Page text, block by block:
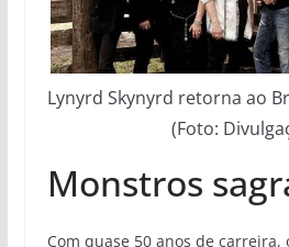
Lynyrd Skynyrd retorna ao
(Foto:
Monstros
Com quase 50 anos de carreira,